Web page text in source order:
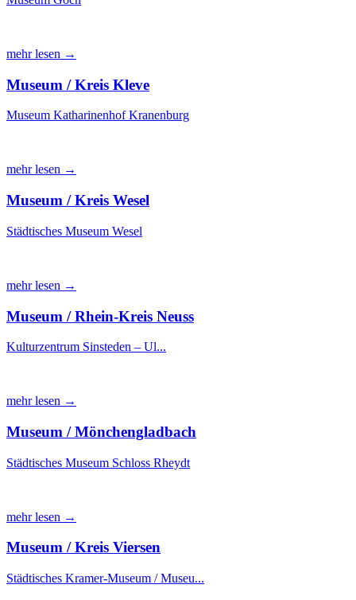
mehr lesen →
Museum / Kreis Kleve
Museum Katharinenhof Kranenburg
mehr lesen →
Museum / Kreis Wesel
Städtisches Museum Wesel
mehr lesen →
Museum / Rhein-Kreis Neuss
Kulturzentrum Sinsteden – Ul...
mehr lesen →
Museum / Mönchengladbach
Städtisches Museum Schloss Rheydt
mehr lesen →
Museum / Kreis Viersen
Städtisches Kramer-Museum / Museu...